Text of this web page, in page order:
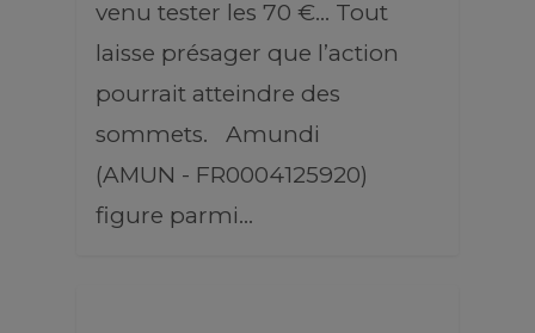
venu tester les 70 €… Tout
laisse présager que l’action
pourrait atteindre des
sommets. Amundi
(AMUN - FR0004125920)
figure parmi…